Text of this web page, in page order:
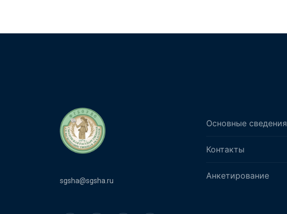
sgsha@sgsha.ru
Основные сведения
Контакты
Анкетирование